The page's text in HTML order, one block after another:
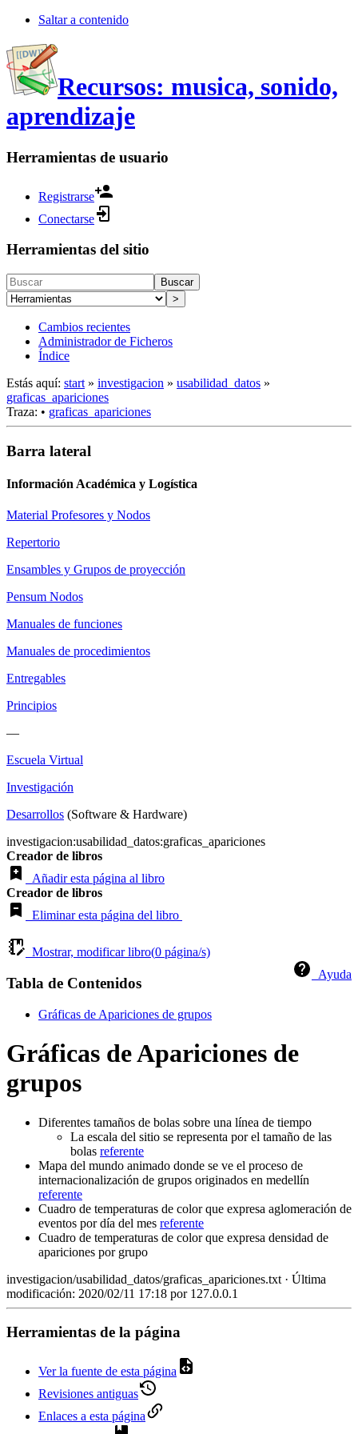
Saltar a contenido
Recursos: musica, sonido,
aprendizaje
Herramientas de usuario
Registrarse
Conectarse
Herramientas del sitio
Buscar
>
Cambios recientes
Administrador de Ficheros
Índice
Estás aquí: start » investigacion » usabilidad_datos »
graficas_apariciones
Traza: • graficas_apariciones
Barra lateral
Información Académica y Logística
Material Profesores y Nodos
Repertorio
Ensambles y Grupos de proyección
Pensum Nodos
Manuales de funciones
Manuales de procedimientos
Entregables
Principios
—
Escuela Virtual
Investigación
Desarrollos (Software & Hardware)
investigacion:usabilidad_datos:graficas_apariciones
Creador de libros
Añadir esta página al libro
Creador de libros
Eliminar esta página del libro
Mostrar, modificar libro(0 página/s)
Ayuda
Tabla de Contenidos
Gráficas de Apariciones de grupos
Gráficas de Apariciones de
grupos
Diferentes tamaños de bolas sobre una línea de tiempo
La escala del sitio se representa por el tamaño de las
bolas referente
Mapa del mundo animado donde se ve el proceso de
internacionalización de grupos originados en medellín
referente
Cuadro de temperaturas de color que expresa aglomeración de
eventos por día del mes referente
Cuadro de temperaturas de color que expresa densidad de
apariciones por grupo
investigacion/usabilidad_datos/graficas_apariciones.txt · Última
modificación: 2020/02/11 17:18 por 127.0.0.1
Herramientas de la página
Ver la fuente de esta página
Revisiones antiguas
Enlaces a esta página